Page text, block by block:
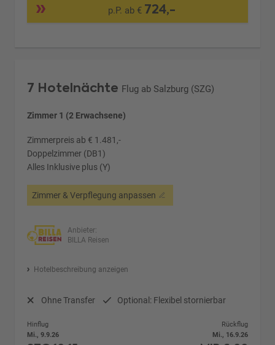
p.P. ab € 724,-
7 Hotelnächte Flug ab Salzburg (SZG)
Zimmer 1 (2 Erwachsene)
Zimmerpreis ab € 1.481,-
Doppelzimmer (DB1)
Alles Inklusive plus (Y)
Zimmer & Verpflegung anpassen
Anbieter:
BILLA Reisen
Hotelbeschreibung anzeigen
Ohne Transfer Optional: Flexibel stornierbar
Hinflug
Mi., 9.9.26
Rückflug
Mi., 16.9.26